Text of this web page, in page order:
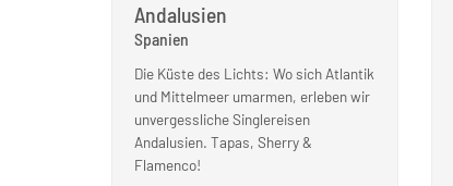
Andalusien
Spanien
Die Küste des Lichts: Wo sich Atlantik
und Mittelmeer umarmen, erleben wir
unvergessliche Singlereisen
Andalusien. Tapas, Sherry &
Flamenco!